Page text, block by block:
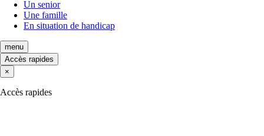
Un senior
Une famille
En situation de handicap
menu
Accès rapides
×
Accès rapides